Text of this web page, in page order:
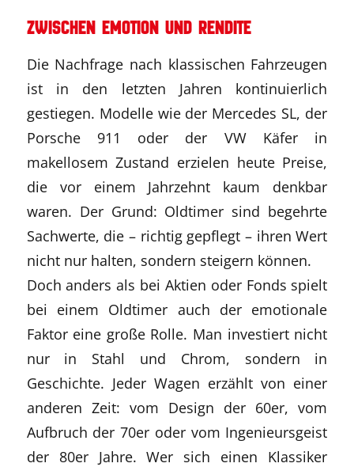
Zwischen Emotion und Rendite
Die Nachfrage nach klassischen Fahrzeugen
ist in den letzten Jahren kontinuierlich
gestiegen. Modelle wie der Mercedes SL, der
Porsche 911 oder der VW Käfer in
makellosem Zustand erzielen heute Preise,
die vor einem Jahrzehnt kaum denkbar
waren. Der Grund: Oldtimer sind begehrte
Sachwerte, die – richtig gepflegt – ihren Wert
nicht nur halten, sondern steigern können.
Doch anders als bei Aktien oder Fonds spielt
bei einem Oldtimer auch der emotionale
Faktor eine große Rolle. Man investiert nicht
nur in Stahl und Chrom, sondern in
Geschichte. Jeder Wagen erzählt von einer
anderen Zeit: vom Design der 60er, vom
Aufbruch der 70er oder vom Ingenieursgeist
der 80er Jahre. Wer sich einen Klassiker